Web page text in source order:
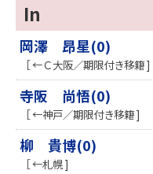
In
岡澤 昂星(0)
［ ←Ｃ大阪／期限付き移籍 ]
寺阪 尚悟(0)
［ ←神戸／期限付き移籍 ]
柳 貴博(0)
［ ←札幌 ]